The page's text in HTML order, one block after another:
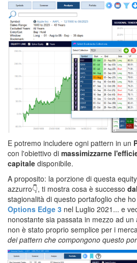
E potremo includere ogni pattern in un
con l'obiettivo di massimizzarne
capitale disponibile.
A proposito: la porzione di questa
azzurro👇, ti mostra cosa è successo
stagionalità di questo portafoglio che
Options Edge 3 nel Luglio 2021... e
nonostante sia passata in mezzo ad
non è stato proprio semplice per i
dei pattern che compongono questo